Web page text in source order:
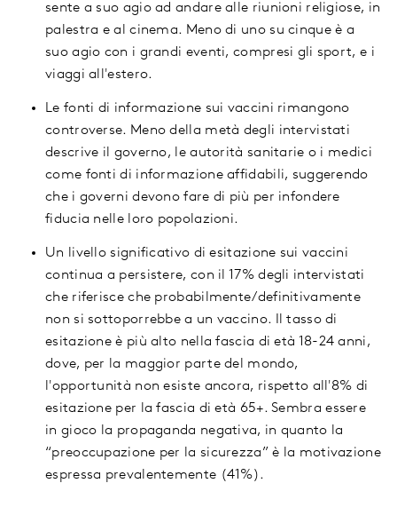
sente a suo agio ad andare alle riunioni religiose, in
palestra e al cinema. Meno di uno su cinque è a
suo agio con i grandi eventi, compresi gli sport, e i
viaggi all'estero.
Le fonti di informazione sui vaccini rimangono
controverse. Meno della metà degli intervistati
descrive il governo, le autorità sanitarie o i medici
come fonti di informazione affidabili, suggerendo
che i governi devono fare di più per infondere
fiducia nelle loro popolazioni.
Un livello significativo di esitazione sui vaccini
continua a persistere, con il 17% degli intervistati
che riferisce che probabilmente/definitivamente
non si sottoporrebbe a un vaccino. Il tasso di
esitazione è più alto nella fascia di età 18-24 anni,
dove, per la maggior parte del mondo,
l'opportunità non esiste ancora, rispetto all'8% di
esitazione per la fascia di età 65+. Sembra essere
in gioco la propaganda negativa, in quanto la
“preoccupazione per la sicurezza” è la motivazione
espressa prevalentemente (41%).